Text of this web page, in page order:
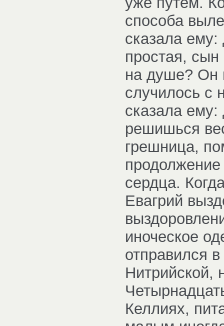
способа
сказала ему:
простая,
на душе? Он
случилось с
сказала
решишься
грешница,
сердца.
Евагрий
иноческое
отправился
Нитрийской,
Келлиях,